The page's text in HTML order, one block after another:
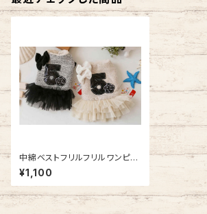
中綿ベストフリルフリルワンピー
ス NB20AW9888865
¥1,100